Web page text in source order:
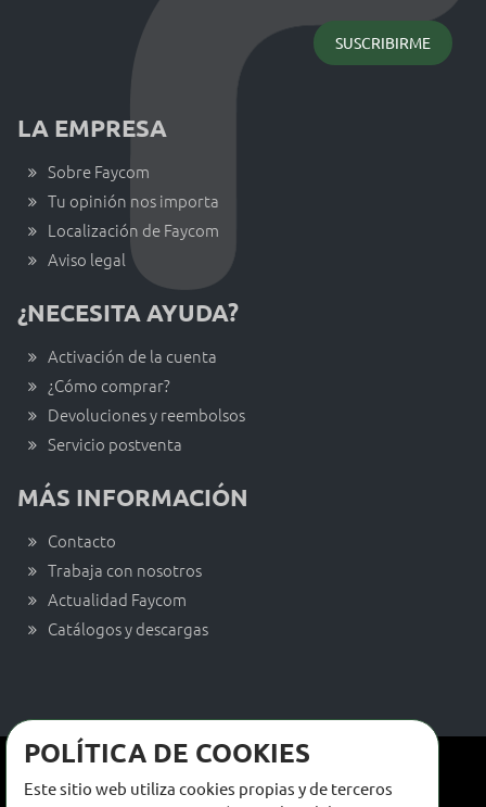
LA EMPRESA
Sobre Faycom
Tu opinión nos importa
Localización de Faycom
Aviso legal
¿NECESITA AYUDA?
Activación de la cuenta
¿Cómo comprar?
Devoluciones y reembolsos
Servicio postventa
MÁS INFORMACIÓN
Contacto
Trabaja con nosotros
Actualidad Faycom
Catálogos y descargas
POLÍTICA DE COOKIES
Este sitio web utiliza cookies propias y de terceros